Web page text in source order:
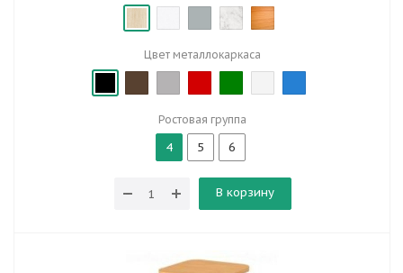
Цвет металлокаркаса
Ростовая группа
4 5 6
В корзину